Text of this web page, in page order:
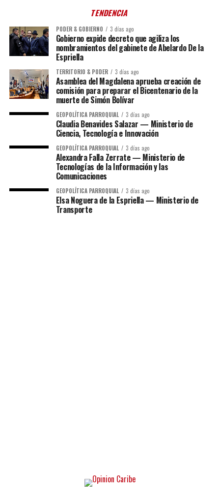
TENDENCIA
PODER & GOBIERNO 3 días ago
Gobierno expide decreto que agiliza los
nombramientos del gabinete de Abelardo De la
Espriella
TERRITORIO & PODER 3 días ago
Asamblea del Magdalena aprueba creación de
comisión para preparar el Bicentenario de la
muerte de Simón Bolívar
GEOPOLÍTICA PARROQUIAL 3 días ago
Claudia Benavides Salazar — Ministerio de
Ciencia, Tecnología e Innovación
GEOPOLÍTICA PARROQUIAL 3 días ago
Alexandra Falla Zerrate — Ministerio de
Tecnologías de la Información y las
Comunicaciones
GEOPOLÍTICA PARROQUIAL 3 días ago
Elsa Noguera de la Espriella — Ministerio de
Transporte